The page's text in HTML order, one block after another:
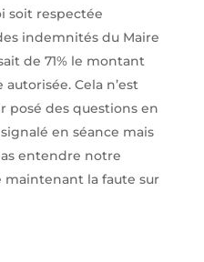
soit respectée
indemnités du Maire
de 71% le montant
Cela n’est
posé des questions en
en séance mais
entendre notre
maintenant la faute sur